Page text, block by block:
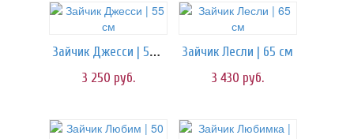
Зайчик Джесси | 55 см
3 250 руб.
Зайчик Лесли | 65 см
3 430 руб.